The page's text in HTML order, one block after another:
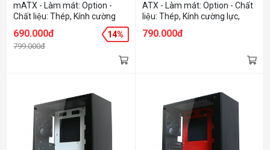
mATX - Làm mát: Option -
Chất liệu: Thép, Kính cường
lực, Nhựa - Màu sắc: Black
690.000đ
799.000đ
14%
ATX - Làm mát: Option - Chất
liệu: Thép, Kính cường lực,
790.000đ